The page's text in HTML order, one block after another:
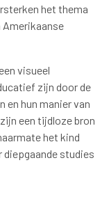
het thema
visueel
zijn door de
en hun manier van
een tijdloze bron
het kind
studies